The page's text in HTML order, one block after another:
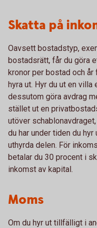
Skatta på
Oavsett bostadstyp,
bostadsrätt, får du göra
kronor per bostad och
hyra ut. Hyr du ut en
dessutom göra avdrag
stället ut en
utöver
du har under tiden du
uthyrda delen. För
betalar du 30 procent i
inkomst av kapital.
Moms
Om du hyr ut tillfälligt i